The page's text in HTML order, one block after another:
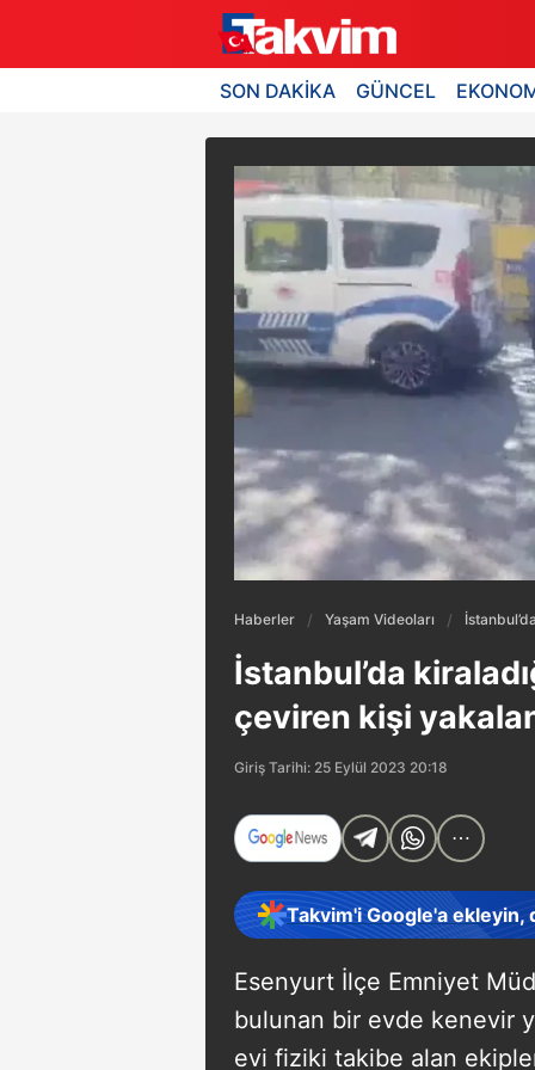
SON DAKİKA GÜNCEL
Haberler Yaşam Videoları
İstanbul’da
çeviren kişi
Giriş Tarihi: 25 Eylül 2023 20:18
Takvim'i Google'a ekleyin,
Esenyurt İlçe Emniyet
bulunan bir evde kenevir
evi fiziki takibe alan